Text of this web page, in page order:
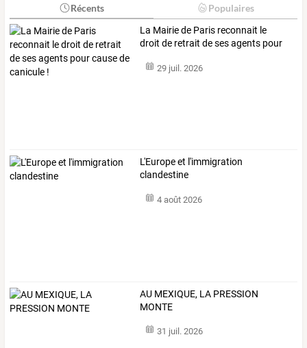
Récents Populaires
La Mairiede Paris reconnait le
droit de retrait desesagents pour
29 juil. 2026
L'Europe et l'immigration
clandestine
4 août 2026
AU MEXIQUE, LA PRESSION
MONTE
31 juil. 2026